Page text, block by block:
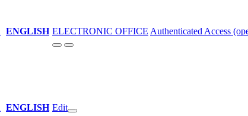
ENGLISH ELECTRONIC OFFICE Authenticated Access
ENGLISH Edit